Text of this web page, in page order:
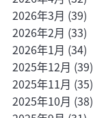
2026年3月 (39)
2026年2月 (33)
2026年1月 (34)
2025年12月 (39)
2025年11月 (35)
2025年10月 (38)